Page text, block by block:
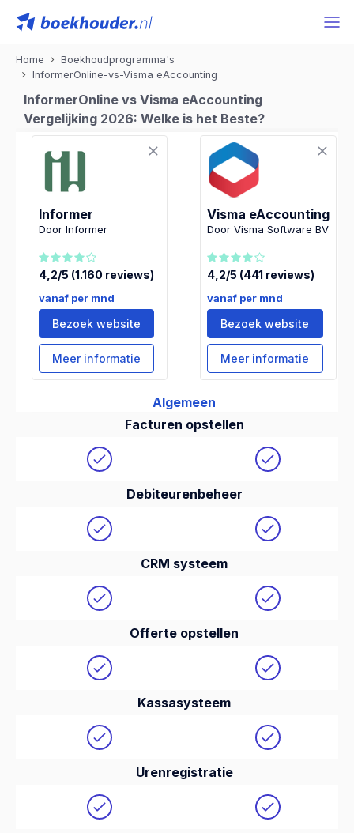
Home
Boekhoudprogramma's
InformerOnline-vs-Visma eAccounting
InformerOnline vs Visma eAccounting
Vergelijking 2026: Welke is het Beste?
Informer
Door Informer
4,2/5 (1.160 reviews)
vanaf per mnd
Bezoek website
Meer informatie
Visma eAccounting
Door Visma Software BV
4,2/5 (441 reviews)
vanaf per mnd
Bezoek website
Meer informatie
Algemeen
Facturen opstellen
Debiteurenbeheer
CRM systeem
Offerte opstellen
Kassasysteem
Urenregistratie